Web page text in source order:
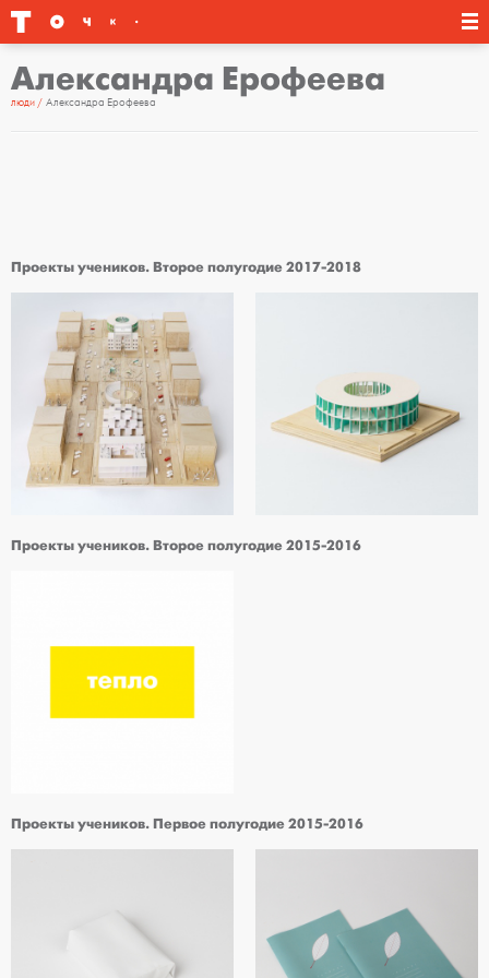
Александра Ерофеева
люди Александра Ерофеева
Проекты учеников. Второе полугодие 2017-2018
Проекты учеников. Второе полугодие 2015-2016
Проекты учеников. Первое полугодие 2015-2016